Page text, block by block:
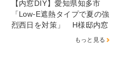
【内窓DIY】愛知県知多市
「Low-E遮熱タイプで夏の強
烈西日を対策」 H様邸内窓
もっと見る